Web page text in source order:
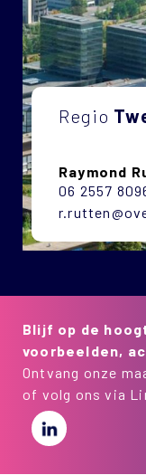
Regio
Raymond
06 2557
Blijf op de
voorbeelden,
Ontvang onze
of volg ons via